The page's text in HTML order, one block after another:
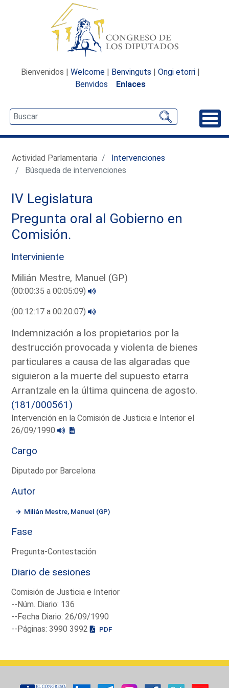
Bienvenidos | Welcome | Benvinguts | Ongi etorri |
Benvidos
Enlaces
Actividad Parlamentaria
Intervenciones
Búsqueda de intervenciones
IV Legislatura
Pregunta oral al Gobierno en
Comisión.
Interviniente
Milián Mestre, Manuel (GP)
(00:00:35 a 00:05:09)
(00:12:17 a 00:20:07)
Indemnización a los propietarios por la
destrucción provocada y violenta de bienes
particulares a causa de las algaradas que
siguieron a la muerte del supuesto etarra
Arrantzale en la última quincena de agosto.
(181/000561)
Intervención en la Comisión de Justicia e Interior el
26/09/1990
Cargo
Diputado por Barcelona
Autor
Milián Mestre, Manuel (GP)
Fase
Pregunta-Contestación
Diario de sesiones
Comisión de Justicia e Interior
--Núm. Diario: 136
--Fecha Diario: 26/09/1990
--Páginas: 3990 3992
PDF